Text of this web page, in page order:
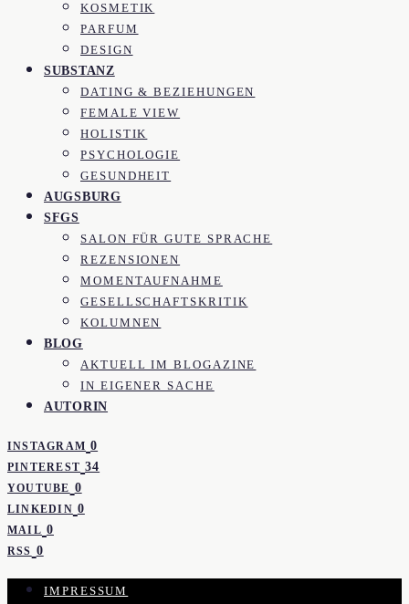
KOSMETIK
PARFUM
DESIGN
SUBSTANZ
DATING & BEZIEHUNGEN
FEMALE VIEW
HOLISTIK
PSYCHOLOGIE
GESUNDHEIT
AUGSBURG
SFGS
SALON FÜR GUTE SPRACHE
REZENSIONEN
MOMENTAUFNAHME
GESELLSCHAFTSKRITIK
KOLUMNEN
BLOG
AKTUELL IM BLOGAZINE
IN EIGENER SACHE
AUTORIN
INSTAGRAM 0
PINTEREST 34
YOUTUBE 0
LINKEDIN 0
MAIL 0
RSS 0
IMPRESSUM